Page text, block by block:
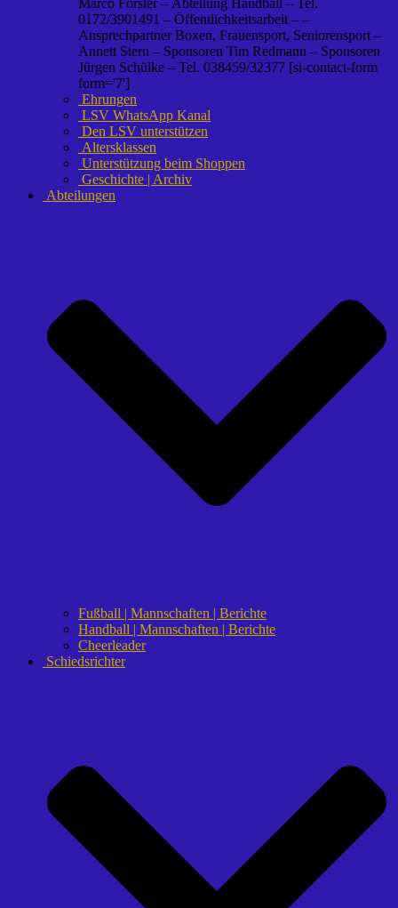
Marco Förster – Abteilung Handball – Tel.
0172/3901491 – Öffentlichkeitsarbeit – –
Ansprechpartner Boxen, Frauensport, Seniorensport –
Annett Stern – Sponsoren Tim Redmann – Sponsoren
Jürgen Schülke – Tel. 038459/32377 [si-contact-form
form='7']
Ehrungen
LSV WhatsApp Kanal
Den LSV unterstützen
Altersklassen
Unterstützung beim Shoppen
Geschichte | Archiv
Abteilungen
Fußball | Mannschaften | Berichte
Handball | Mannschaften | Berichte
Cheerleader
Schiedsrichter